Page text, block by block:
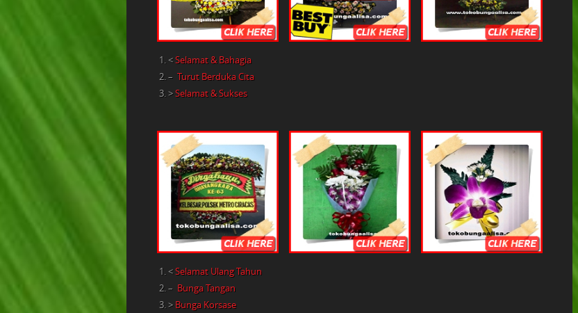
< Selamat & Bahagia
– Turut Berduka Cita
>Selamat & Sukses
< Selamat Ulang Tahun
– Bunga Tangan
> Bunga Korsase